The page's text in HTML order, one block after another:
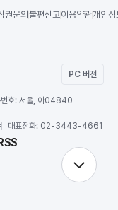
권문의 불편신고이용약관개인정
PC 버전
호: 서울, 아04840
대표전화: 02-3443-4661